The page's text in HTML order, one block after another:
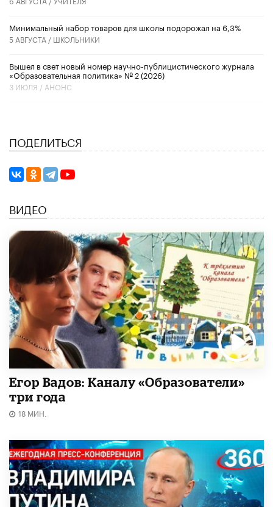
Минимальный набор товаров для школы подорожал на 6,3%
5 АВГУСТА / ШКОЛЬНИКИ
Вышел в свет новый номер научно-публицистического журнала
«Образовательная политика» № 2 (2026)
3 ИЮЛЯ / АНОНС
ПОДЕЛИТЬСЯ
ВИДЕО
Егор Вадов: Каналу «Образователи»
три года
18 МИН.